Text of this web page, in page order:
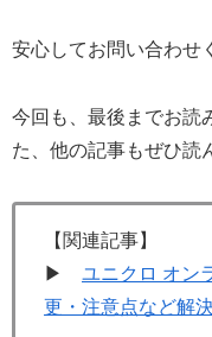
安心してお問い合わせ
今回も、最後までお読
た、他の記事もぜひ読
【関連記事】
▶ ユニクロ オン
更・注意点など解